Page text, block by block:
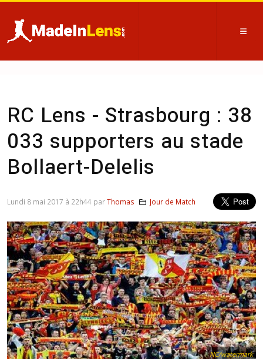
RC Lens - Strasbourg : 38
033 supporters au stade
Bollaert-Delelis
NC/watermark
Lundi 8 mai 2017 à 22h44 parThomas Jour de Match